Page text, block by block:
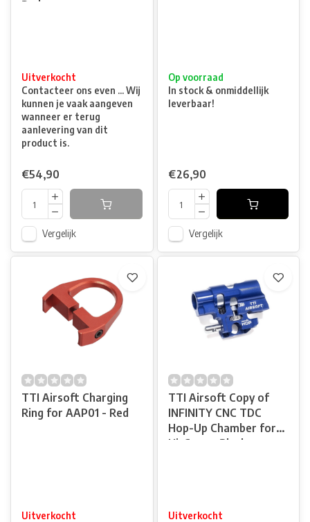
Red
Uitverkocht
Contacteer ons even ... Wij
kunnen je vaak aangeven
wanneer er terug
aanlevering van dit
product is.
€54,90
Vergelijk
Op voorraad
In stock & onmiddellijk
leverbaar!
€26,90
Vergelijk
TTI Airsoft Charging
Ring for AAP01 - Red
Uitverkocht
TTI Airsoft Copy of
INFINITY CNC TDC
Hop-Up Chamber for
Hi-Capa - Black
Uitverkocht